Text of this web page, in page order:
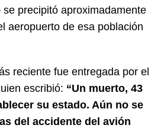
precipitó aproximadamente
aeropuerto de esa población
reciente fue entregada por el
escribió: “Un muerto, 43
su estado. Aún no se
del accidente del avión